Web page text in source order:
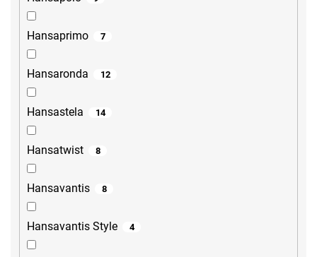
Hansaprimo 7
Hansaronda 12
Hansastela 14
Hansatwist 8
Hansavantis 8
Hansavantis Style 4